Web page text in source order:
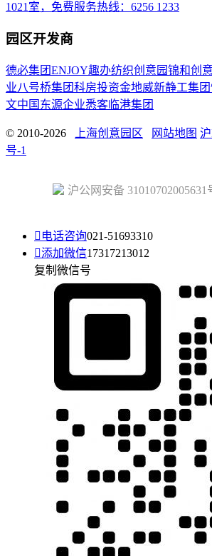
1021室，免费服务热线：6256 1233
园区开发商
德必集团ENJOY趣办纺织创意园锦和创
业八号桥集团科房投资金地威新静工集团
文中国 东源企业悉客 临港集团
© 2010-2026 上海创意园区 网站地图
号-1
沪公网安备 31010702005631
 电话咨询021-51693310
添加微信17317213012
复制微信号